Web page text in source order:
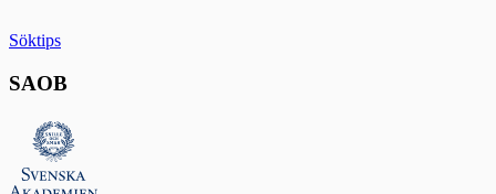
Söktips
SAOB